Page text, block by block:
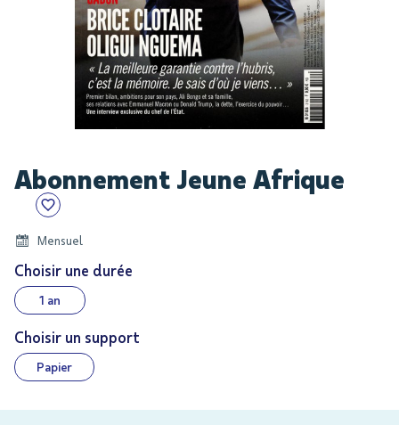
to
beginning
of
the
images
gallery
Abonnement Jeune Afrique
Mensuel
Choisir une durée
1 an
Choisir un support
Papier